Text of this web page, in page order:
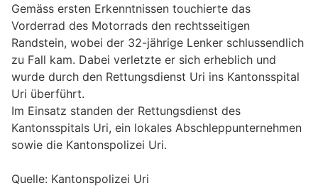
Gemäss ersten Erkenntnissen touchierte das
Vorderrad des Motorrads den rechtsseitigen
Randstein, wobei der 32-jährige Lenker schlussendlich
zu Fall kam. Dabei verletzte er sich erheblich und
wurde durch den Rettungsdienst Uri ins Kantonsspital
Uri überführt.
Im Einsatz standen der Rettungsdienst des
Kantonsspitals Uri, ein lokales Abschleppunternehmen
sowie die Kantonspolizei Uri.
Quelle: Kantonspolizei Uri